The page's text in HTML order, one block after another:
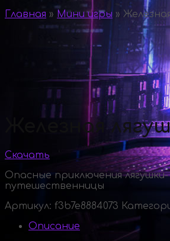
Главная » Мини игры »
Железная
Скачать
Опасные приключения лягушки-
путешественницы
Артикул: f3b7e8884073
Описание